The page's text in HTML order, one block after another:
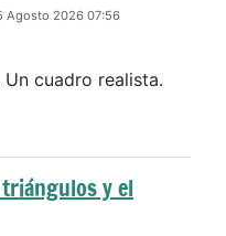
Agosto 2026 07:56
cuadro realista.
y el